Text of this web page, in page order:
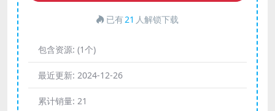
已有21 人解锁下载
包含资源: (1个)
最近更新: 2024-12-26
累计销量: 21